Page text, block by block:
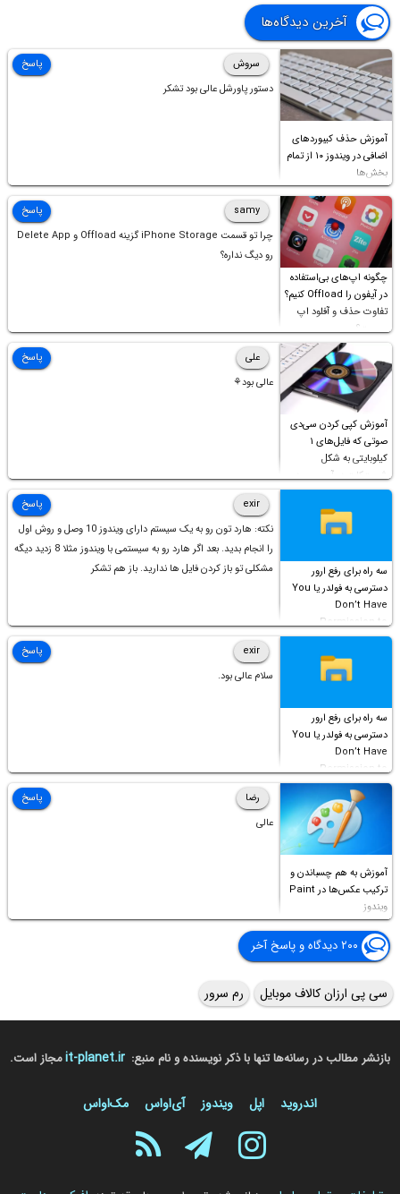
آخرین دیدگاه‌ها
آموزش حذف کیبوردهای
اضافی در ویندوز ۱۰ از تمام
بخش‌ها
سروش
دستور پاورشل عالی بود تشکر
پاسخ
چگونه اپ‌های بی‌استفاده
در آیفون را Offload کنیم؟
تفاوت حذف و آفلود اپ
چیست؟
samy
چرا تو قسمت iPhone Storage گزینه Offload و Delete App
رو دیگ نداره؟
پاسخ
آموزش کپی کردن سی‌دی
صوتی که فایل‌های ۱
کیلوبایتی به شکل
شورت‌کات در آن موجود
است!
علی
عالی بود⚘
پاسخ
سه راه برای رفع ارور
دسترسی به فولدر یا You
Don’t Have
Permission to
Access this folder
exir
نکته: هارد تون رو به یک سیستم دارای ویندوز 10 وصل و روش اول
را انجام بدید. بعد اگر هارد رو به سیستمی با ویندوز مثلا 8 زدید دیگه
مشکلی تو باز کردن فایل ها ندارید. باز هم تشکر
پاسخ
سه راه برای رفع ارور
دسترسی به فولدر یا You
Don’t Have
Permission to
Access this folder
exir
سلام عالی بود.
پاسخ
آموزش به هم چسباندن و
ترکیب عکس‌ها در Paint
ویندوز
رضا
عالی
پاسخ
۲۰۰ دیدگاه و پاسخ آخر
سی پی ارزان کالاف موبایل رم سرور
بازنشر مطالب در رسانه‌ها تنها با ذکر نویسنده و نام منبع: it-planet.irمجاز است.
اندروید اپل ویندوز آی‌او‌اس مک‌او‌اس